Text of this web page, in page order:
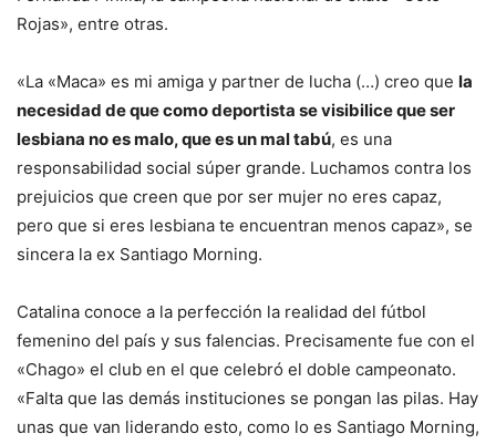
Rojas», entre otras.
«La «Maca» es mi amiga y partner de lucha (…) creo que la
necesidad de que como deportista se visibilice que ser
lesbiana no es malo, que es un mal tabú, es una
responsabilidad social súper grande. Luchamos contra los
prejuicios que creen que por ser mujer no eres capaz,
pero que si eres lesbiana te encuentran menos capaz», se
sincera la ex Santiago Morning.
Catalina conoce a la perfección la realidad del fútbol
femenino del país y sus falencias. Precisamente fue con el
«Chago» el club en el que celebró el doble campeonato.
«Falta que las demás instituciones se pongan las pilas. Hay
unas que van liderando esto, como lo es Santiago Morning,